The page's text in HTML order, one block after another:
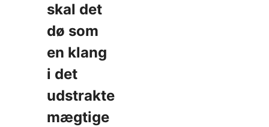
skal det
dø som
en klang
i det
udstrakte
mægtige